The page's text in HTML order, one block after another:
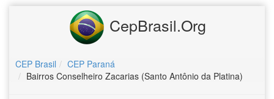
CepBrasil.Org
CEP Brasil
CEP Paraná
Bairros Conselheiro Zacarias (Santo Antônio da Platina)